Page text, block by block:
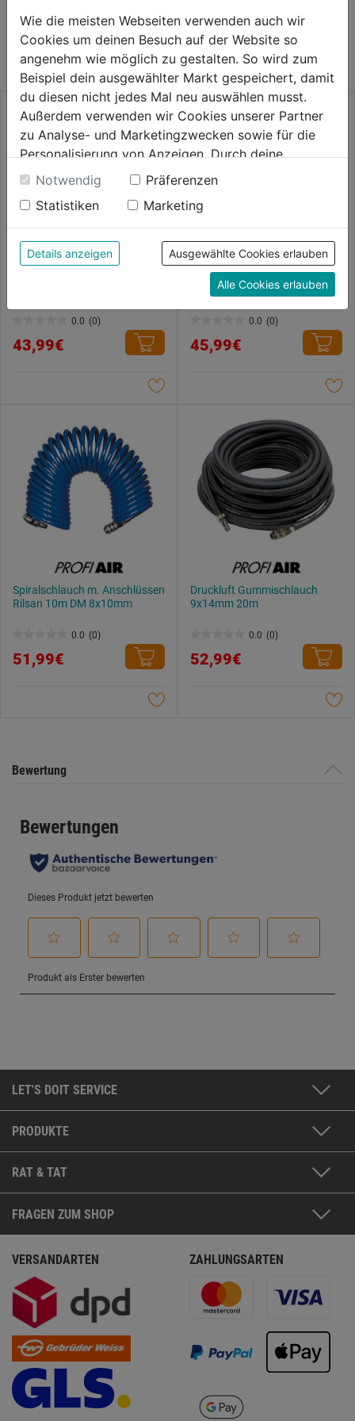
WEITERE PRODUKTE AUS DIESER
KATEGORIE
0.0 (0)
von
43,99€
Druckminderer IG 1/4"
0.0 (0)
von
45,99€
Spiralschlauch m. Anschlüssen
Rilsan 10m DM 8x10mm
0.0 (0)
von
51,99€
Druckluft Gummischlauch
9x14mm 20m
0.0 (0)
von
52,99€
Bewertung
LET'S DOIT SERVICE
PRODUKTE
RAT & TAT
FRAGEN ZUM SHOP
VERSANDARTEN ZAHLUNGSARTEN
Wie die meisten Webseiten verwenden auch wir
Cookies um deinen Besuch auf der Website so
angenehm wie möglich zu gestalten. So wird zum
Beispiel dein ausgewählter Markt gespeichert, damit
du diesen nicht jedes Mal neu auswählen musst.
Außerdem verwenden wir Cookies unserer Partner
zu Analyse- und Marketingzwecken sowie für die
Personalisierung von Anzeigen. Durch deine
Einwilligung werden die Daten von Drittanbieter,
unter anderem auch in den USA, verarbeitet.
Durch Klick auf "Alle Cookies erlauben" stimmst du
der Verwendung aller Cookies zu. Unter "Details
anzeigen" findest du alle Infos zu den
unterschiedlichen Cookies, unter "Cookies
Konfigurieren" kannst du auswählen, welche Cookies
du zulassen möchtest und welche nicht.
Weitere Informationen findest du in unserer
Datenschutzerklärung.
Notwendig
Präferenzen
Statistiken
Marketing
Details anzeigen Ausgewählte Cookies erlauben
Alle Cookies erlauben